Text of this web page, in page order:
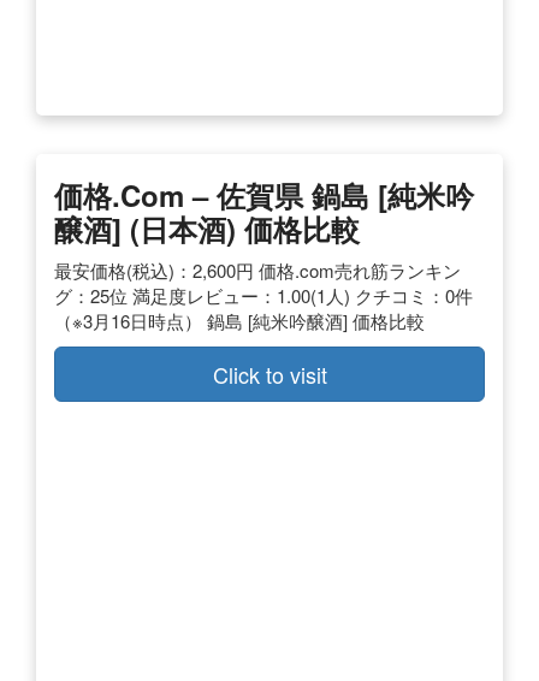
価格.com – 佐賀県 鍋島 [純米吟
醸酒] (日本酒) 価格比較
最安価格(税込)：2,600円 価格.com売れ筋ランキン
グ：25位 満足度レビュー：1.00(1人) クチコミ：0件
（※3月16日時点） 鍋島 [純米吟醸酒] 価格比較
Click to visit